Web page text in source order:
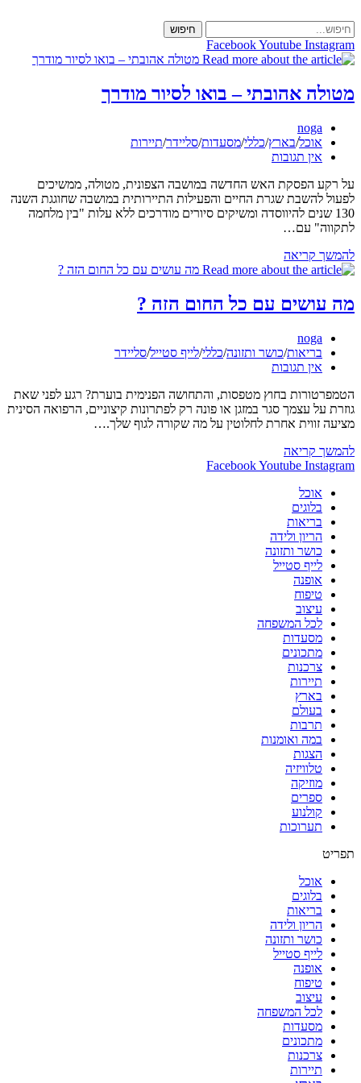
to
content
חיפוש
FacebookYoutube Instagram
מטולה אהובתי – בואו לסיור מודרך
מחבר:
noga
קטגוריה:
אוכל/בארץ/כללי/מסעדות/סליידר/תיירות
תגובות:
אין תגובות
על רקע הפסקת האש החדשה במושבה הצפונית, מטולה, ממשיכים
לפעול להשבת שגרת החיים והפעילות התיירותית במושבה שחוגגת השנה
130 שנים להיווסדה ומשיקים סיורים מודרכים ללא עלות "בין מלחמה
לתקווה" עם…
להמשך קריאהמטולה
אהובתי
בואו
לסיור
מה עושים עם כל החום הזה ?
מחבר:
noga
קטגוריה:
בריאות/כושר ותזונה/כללי/לייף סטייל/סליידר
תגובות:
אין תגובות
הטמפרטורות בחוץ מטפסות, והתחושה הפנימית בוערת? רגע לפני שאת
גוזרת על עצמך סגר במזגן או פונה רק לפתרונות קיצוניים, הרפואה הסינית
מציעה זווית אחרת לחלוטין על מה שקורה לגוף שלך.…
להמשך קריאהמה
עושים
?
FacebookYoutube Instagram
אוכל
בלוגים
בריאות
הריון ולידה
כושר ותזונה
לייף סטייל
אופנה
טיפוח
עיצוב
לכל המשפחה
מסעדות
מתכונים
צרכנות
תיירות
בארץ
בעולם
תרבות
במה ואומנות
הצגות
טלוויזיה
מוזיקה
ספרים
קולנוע
תערוכות
תפריט
אוכל
בלוגים
בריאות
הריון ולידה
כושר ותזונה
לייף סטייל
אופנה
טיפוח
עיצוב
לכל המשפחה
מסעדות
מתכונים
צרכנות
תיירות